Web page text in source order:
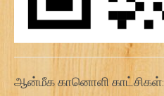
ஆன்மீக கானொளி காட்சிகள்: